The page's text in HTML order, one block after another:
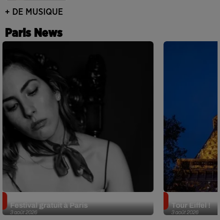
+ DE MUSIQUE
Paris News
3 août 2026
Festival gratuit à Paris
3 août 2026
Tour Eiffel !